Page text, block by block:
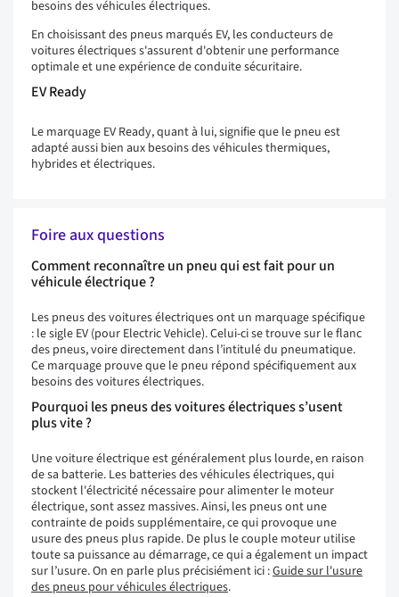
besoins des véhicules électriques.
En choisissant des pneus marqués EV, les conducteurs de
voitures électriques s'assurent d'obtenir une performance
optimale et une expérience de conduite sécuritaire.
EV Ready
Le marquage EV Ready, quant à lui, signifie que le pneu est
adapté aussi bien aux besoins des véhicules thermiques,
hybrides et électriques.
Foire aux questions
Comment reconnaître un pneu qui est fait pour un
véhicule électrique ?
Les pneus des voitures électriques ont un marquage spécifique
: le sigle EV (pour Electric Vehicle). Celui-ci se trouve sur le flanc
des pneus, voire directement dans l’intitulé du pneumatique.
Ce marquage prouve que le pneu répond spécifiquement aux
besoins des voitures électriques.
Pourquoi les pneus des voitures électriques s’usent
plus vite ?
Une voiture électrique est généralement plus lourde, en raison
de sa batterie. Les batteries des véhicules électriques, qui
stockent l'électricité nécessaire pour alimenter le moteur
électrique, sont assez massives. Ainsi, les pneus ont une
contrainte de poids supplémentaire, ce qui provoque une
usure des pneus plus rapide. De plus le couple moteur utilise
toute sa puissance au démarrage, ce qui a également un impact
sur l’usure. On en parle plus précisiément ici :Guide sur l'usure
des pneus pour véhicules électriques.